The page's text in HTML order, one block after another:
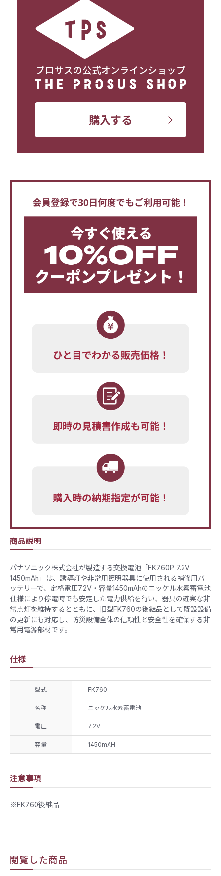
プロサスの公式オンラインショップ
購入する
商品説明
パナソニック株式会社が製造する交換電池「FK760P 7.2V
1450mAh」は、誘導灯や非常用照明器具に使用される補修用バ
ッテリーで、定格電圧7.2V・容量1450mAhのニッケル水素蓄電池
仕様により停電時でも安定した電力供給を行い、器具の確実な非
常点灯を維持するとともに、旧型FK760の後継品として既設設備
の更新にも対応し、防災設備全体の信頼性と安全性を確保する非
常用電源部材です。
仕様
型式 FK760
名称 ニッケル水素蓄電池
電圧 7.2V
容量 1450mAH
注意事項
※FK760後継品
閲覧した商品